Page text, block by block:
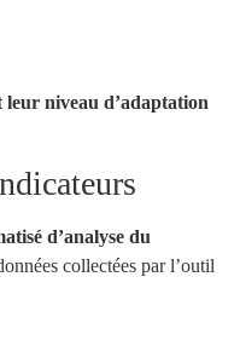
leur niveau d’adaptation
d’analyse du
collectées par l’outil